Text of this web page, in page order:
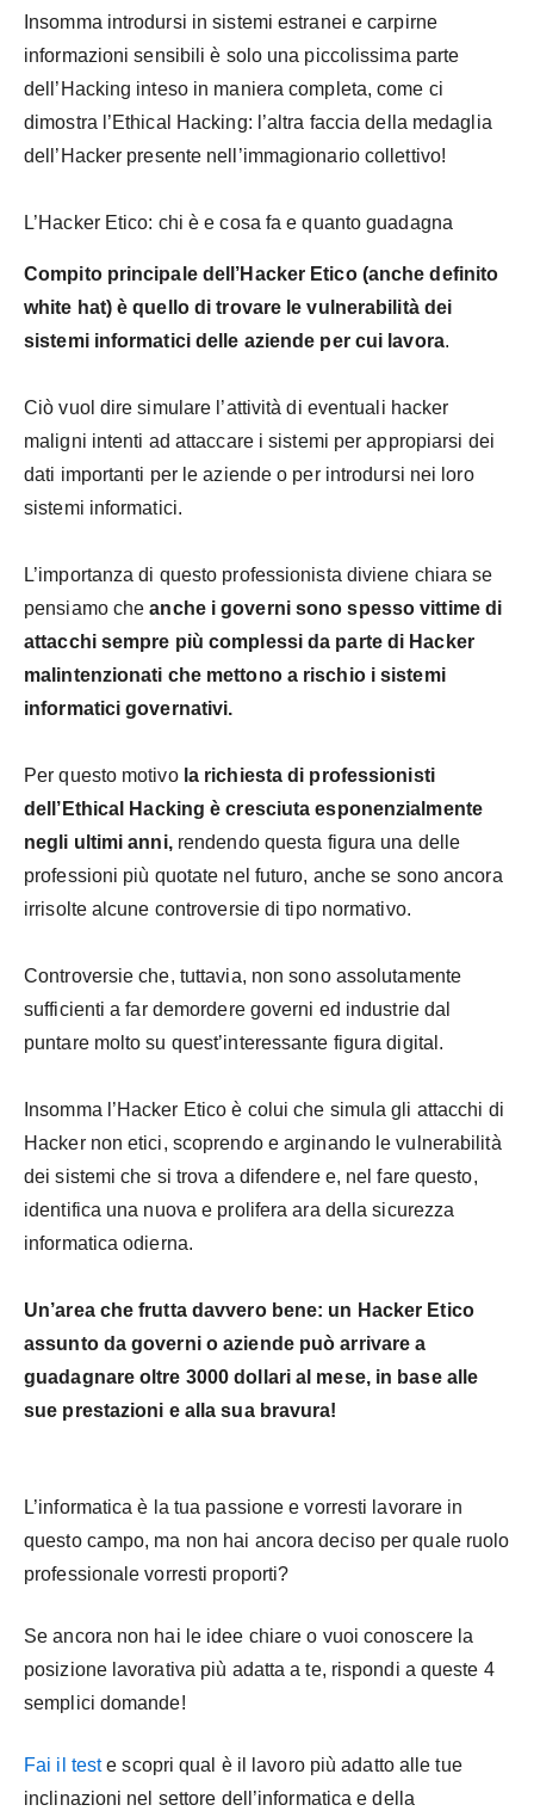
Insomma introdursi in sistemi estranei e carpirne
informazioni sensibili è solo una piccolissima parte
dell’Hacking inteso in maniera completa, come ci
dimostra l’Ethical Hacking: l’altra faccia della medaglia
dell’Hacker presente nell’immagionario collettivo!
L’Hacker Etico: chi è e cosa fa e quanto guadagna
Compito principale dell’Hacker Etico (anche definito
white hat) è quello di trovare le vulnerabilità dei
sistemi informatici delle aziende per cui lavora.
Ciò vuol dire simulare l’attività di eventuali hacker
maligni intenti ad attaccare i sistemi per appropiarsi dei
dati importanti per le aziende o per introdursi nei loro
sistemi informatici.
L’importanza di questo professionista diviene chiara se
pensiamo cheanche i governi sono spesso vittime di
attacchi sempre più complessi da parte di Hacker
malintenzionati che mettono a rischio i sistemi
informatici governativi.
Per questo motivo la richiesta di professionisti
dell’Ethical Hacking è cresciuta esponenzialmente
negli ultimi anni,rendendo questa figura una delle
professioni più quotate nel futuro, anche se sono ancora
irrisolte alcune controversie di tipo normativo.
Controversie che, tuttavia, non sono assolutamente
sufficienti a far demordere governi ed industrie dal
puntare molto su quest’interessante figura digital.
Insomma l’Hacker Etico è colui che simula gli attacchi di
Hacker non etici, scoprendo e arginando le vulnerabilità
dei sistemi che si trova a difendere e, nel fare questo,
identifica una nuova e prolifera ara della sicurezza
informatica odierna.
Un’area che frutta davvero bene: un Hacker Etico
assunto da governi o aziende può arrivare a
guadagnare oltre 3000 dollari al mese, in base alle
sue prestazioni e alla sua bravura!
L’informatica è la tua passione e vorresti lavorare in
questo campo, ma non hai ancora deciso per quale ruolo
professionale vorresti proporti?
Se ancora non hai le idee chiare o vuoi conoscere la
posizione lavorativa più adatta a te, rispondi a queste 4
semplici domande!
Fai il teste scopri qual è il lavoro più adatto alle tue
inclinazioni nel settore dell’informatica e della